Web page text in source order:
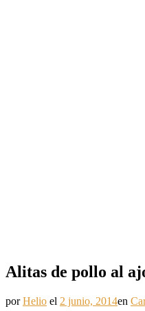
Alitas de pollo al
porHelio el 2 junio, 2014en